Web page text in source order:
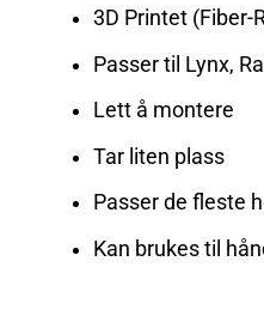
3D Printet (Fiber-
Passer til Lynx,
Lett å montere
Tar liten plass
Passer de fleste
Kan brukes til